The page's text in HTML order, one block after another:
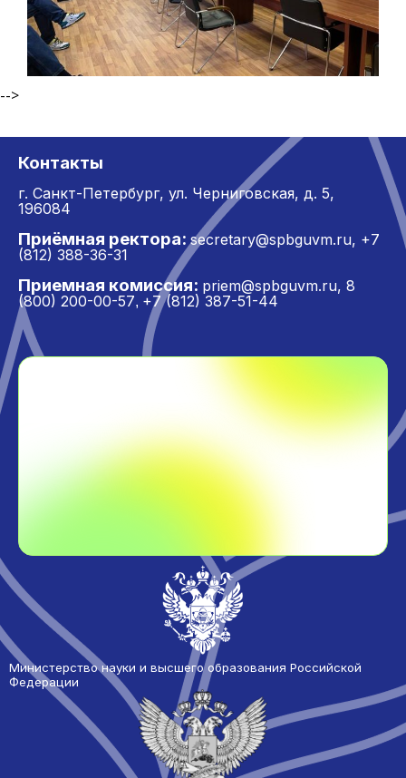
-->
Контакты
г. Санкт-Петербург, ул. Черниговская, д. 5,
196084
Приёмная ректора: secretary@spbguvm.ru, +7
(812) 388-36-31
Приемная комиссия: priem@spbguvm.ru, 8
(800) 200-00-57, +7 (812) 387-51-44
Министерство науки и высшего образования Российской
Федерации